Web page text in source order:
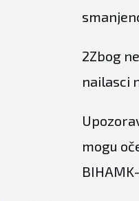
2Zbog
nailasci
mogu